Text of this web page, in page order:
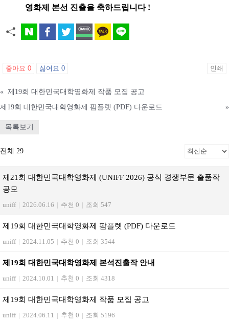
영화제 본선 진출을 축하드립니다 !
좋아요 0 싫어요 0 인쇄
« 제19회 대한민국대학영화제 작품 모집 공고
제19회 대한민국대학영화제 팜플렛 (PDF) 다운로드
»
목록보기
전체 29
제21회 대한민국대학영화제 (UNIFF 2026) 공식 경쟁부문 출품작
공모
uniff | 2026.06.16 | 추천 0 | 조회 547
제19회 대한민국대학영화제 팜플렛 (PDF) 다운로드
uniff | 2024.11.05 | 추천 0 | 조회 3544
제19회 대한민국대학영화제 본석진출작 안내
uniff | 2024.10.01 | 추천 0 | 조회 4318
제19회 대한민국대학영화제 작품 모집 공고
uniff | 2024.06.11 | 추천 0 | 조회 5196